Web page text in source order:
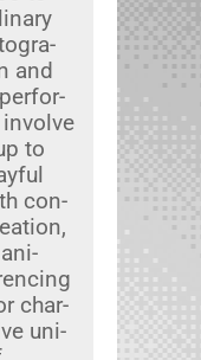
and
to
con­
ani­
char­
uni­